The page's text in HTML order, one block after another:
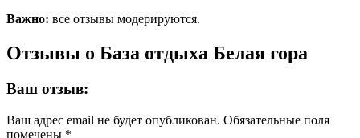
Важно: все отзывы модерируются.
Отзывы о База отдыха Белая гора
Ваш отзыв:
Ваш адрес email не будет опубликован. Обязательные поля
помечены *